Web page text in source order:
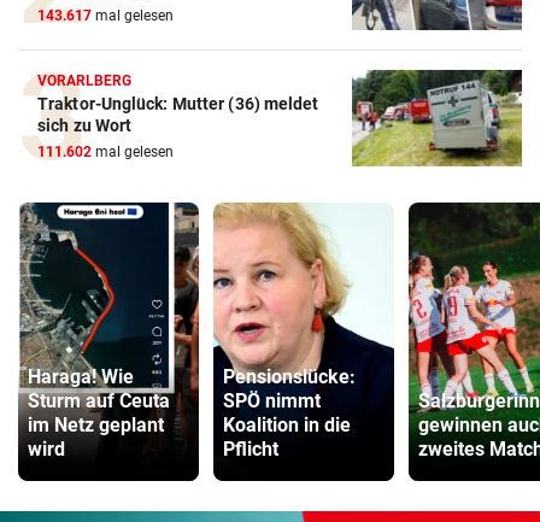
143.617 mal gelesen
VORARLBERG
Traktor-Unglück: Mutter (36) meldet
sich zu Wort
111.602 mal gelesen
Haraga! Wie
Sturm auf Ceuta
im Netz geplant
wird
Pensionslücke:
SPÖ nimmt
Koalition in die
Pflicht
gewinnen
zweites